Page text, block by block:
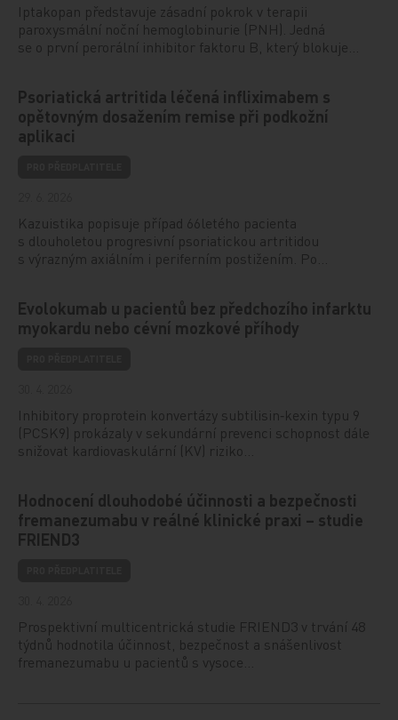
Iptakopan představuje zásadní pokrok v terapii
paroxysmální noční hemoglobinurie (PNH). Jedná
se o první perorální inhibitor faktoru B, který blokuje…
Psoriatická artritida léčená infliximabem s
opětovným dosažením remise při podkožní
aplikaci
Kazuistika popisuje případ 66letého pacienta
s dlouholetou progresivní psoriatickou artritidou
s výrazným axiálním i periferním postižením. Po…
Evolokumab u pacientů bez předchozího infarktu
myokardu nebo cévní mozkové příhody
Inhibitory proprotein konvertázy subtilisin‑kexin typu 9
(PCSK9) prokázaly v sekundární prevenci schopnost dále
snižovat kardiovaskulární (KV) riziko…
Hodnocení dlouhodobé účinnosti a bezpečnosti
fremanezumabu v reálné klinické praxi – studie
FRIEND3
Prospektivní multicentrická studie FRIEND3 v trvání 48
týdnů hodnotila účinnost, bezpečnost a snášenlivost
fremanezumabu u pacientů s vysoce…